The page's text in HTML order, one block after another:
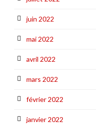
juin 2022
mai 2022
avril 2022
mars 2022
février 2022
janvier 2022